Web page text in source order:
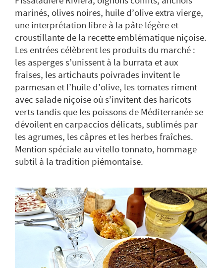
marinés, olives noires, huile d’olive extra vierge,
une interprétation libre à la pâte légère et
croustillante de la recette emblématique niçoise.
Les entrées célèbrent les produits du marché :
les asperges s’unissent à la burrata et aux
fraises, les artichauts poivrades invitent le
parmesan et l’huile d’olive, les tomates riment
avec salade niçoise où s’invitent des haricots
verts tandis que les poissons de Méditerranée se
dévoilent en carpaccios délicats, sublimés par
les agrumes, les câpres et les herbes fraîches.
Mention spéciale au vitello tonnato, hommage
subtil à la tradition piémontaise.